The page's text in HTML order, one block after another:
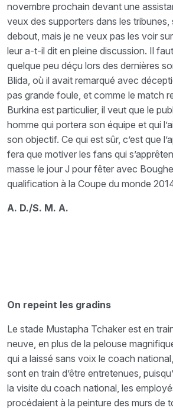
novembre prochain devant une
veux des supporters dans les tribunes,
debout, mais je ne veux pas les voir
leur a-t-il dit en pleine discussion. Il
quelque peu déçu lors des dernières
Blida, où il avait remarqué avec
pas grande foule, et comme le match
Burkina est particulier, il veut que le
homme qui portera son équipe et qui
son objectif. Ce qui est sûr, c’est que
fera que motiver les fans qui
masse le jour J pour fêter avec
qualification à la Coupe du monde
A. D./S. M. A.
On repeint les gradins
Le stade Mustapha Tchaker est en
neuve, en plus de la pelouse
qui a laissé sans voix le coach
sont en train d’être entretenues,
la visite du coach national, les
procédaient à la peinture des murs de